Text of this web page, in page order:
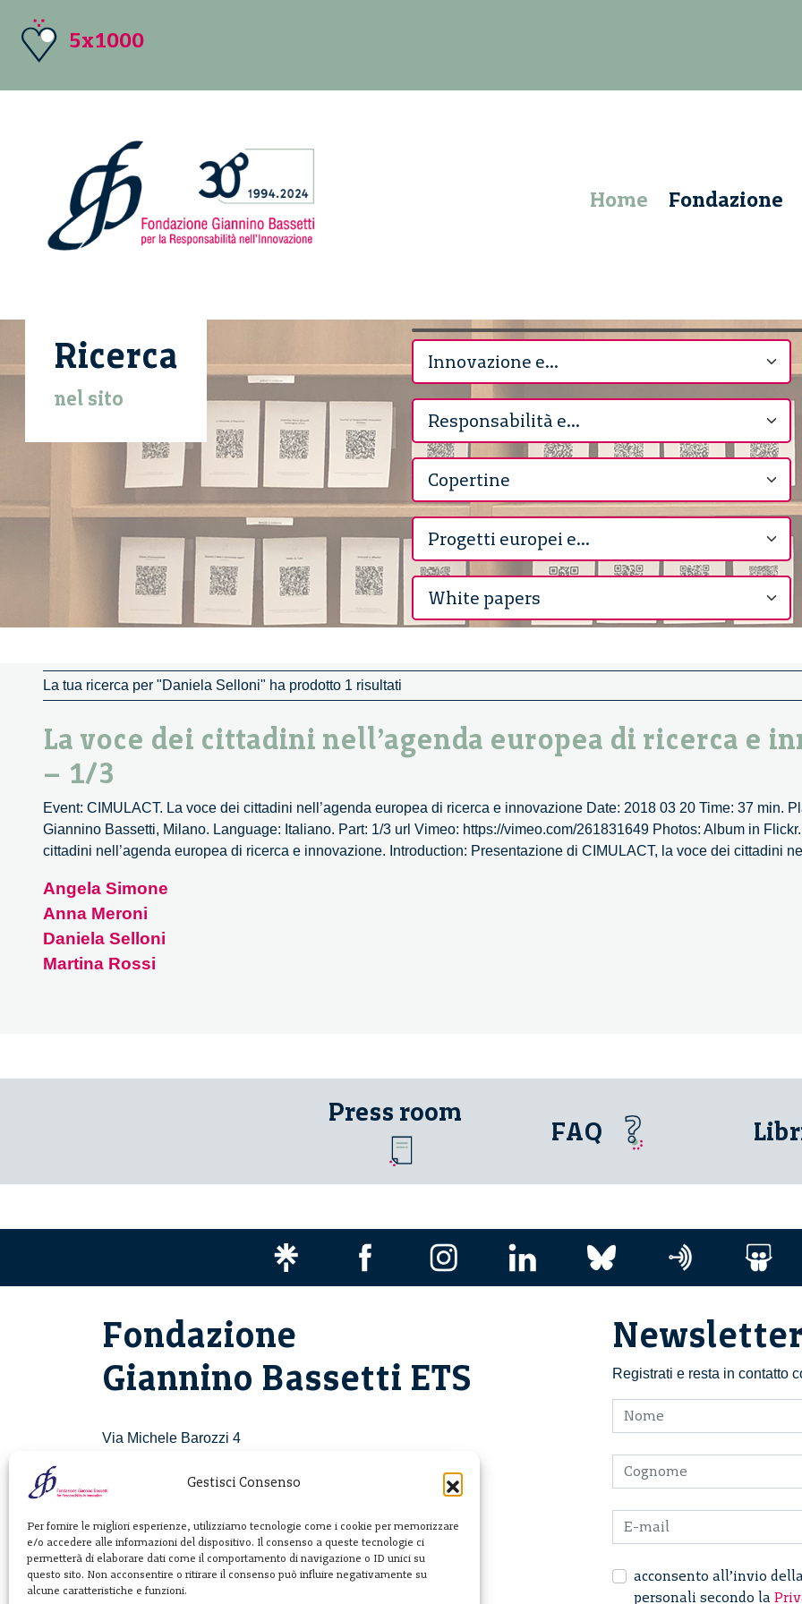
Gestisci Consenso
Per fornire le migliori esperienze, utilizziamo tecnologie come i cookie per memorizzare
e/o accedere alle informazioni del dispositivo. Il consenso a queste tecnologie ci
permetterà di elaborare dati come il comportamento di navigazione o ID unici su
questo sito. Non acconsentire o ritirare il consenso può influire negativamente su
alcune caratteristiche e funzioni.
5x1000
Home Fondazione
Ricerca
nel sito
La tua ricerca per "Daniela Selloni" ha prodotto 1 risultati
La voce dei cittadini nell’agenda europea di ricerca e
– 1/3
Event: CIMULACT. La voce dei cittadini nell’agenda europea di ricerca e innovazione Date: 2018 03 20 Time: 37 min.
Giannino Bassetti, Milano. Language: Italiano. Part: 1/3 url Vimeo: https://vimeo.com/261831649 Photos: Album in
cittadini nell’agenda europea di ricerca e innovazione. Introduction: Presentazione di CIMULACT, la voce dei cittadini
Angela Simone
Anna Meroni
Daniela Selloni
Martina Rossi
Press room
FAQ
Newsletter
Registrati e resta in contatto
acconsento all’invio
personali secondo la
Fondazione
Giannino Bassetti ETS
Via Michele Barozzi 4
T. +39 02 781933
info@fondazionebassetti.org
p.i. 12520270153